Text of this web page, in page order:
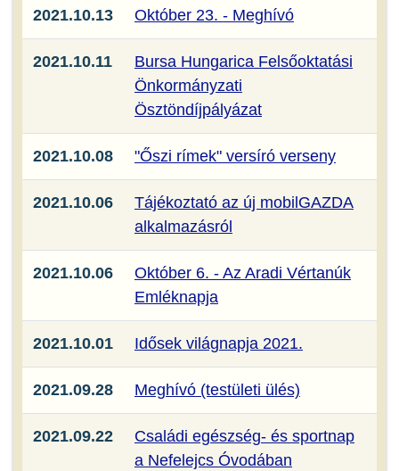
2021.10.13 Október 23. - Meghívó
2021.10.11
Bursa Hungarica Felsőoktatási
Önkormányzati
Ösztöndíjpályázat
2021.10.08 "Őszi rímek" versíró verseny
2021.10.06
Tájékoztató az új mobilGAZDA
alkalmazásról
2021.10.06
Október 6. - Az Aradi Vértanúk
Emléknapja
2021.10.01 Idősek világnapja 2021.
2021.09.28 Meghívó (testületi ülés)
2021.09.22
Családi egészség- és sportnap
a Nefelejcs Óvodában